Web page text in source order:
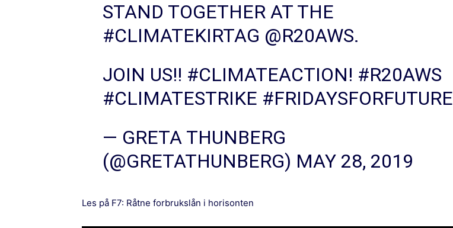
STAND TOGETHER AT THE
#CLIMATEKIRTAG @R20AWS.
JOIN US!! #CLIMATEACTION! #R20AWS
#CLIMATESTRIKE #FRIDAYSFORFUTURE
— GRETA THUNBERG
(@GRETATHUNBERG) MAY 28, 2019
Les på F7: Råtne forbrukslån i horisonten